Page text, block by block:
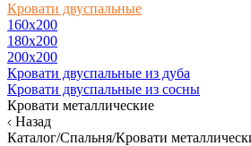
Кровати двуспальные
160х200
180x200
200x200
Кровати двуспальные из дуба
Кровати двуспальные из сосны
Кровати металлические
Назад
Каталог/Спальня/Кровати